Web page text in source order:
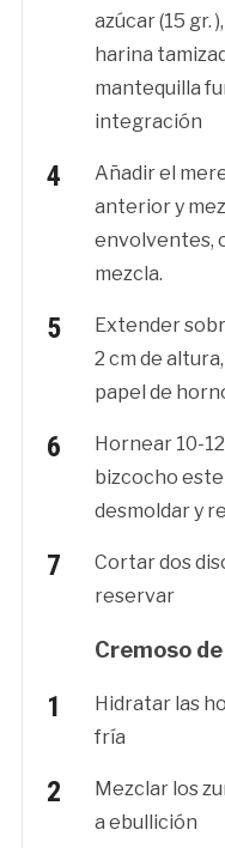
azúcar (15 gr.
harina
mantequilla
integración
Añadir el
anterior y
envolventes,
mezcla.
Extender
2 cm de
papel de
Hornear 10-
bizcocho
desmoldar y
Cortar dos
reservar
Cremoso
Hidratar las
fría
Mezclar los
a ebullición